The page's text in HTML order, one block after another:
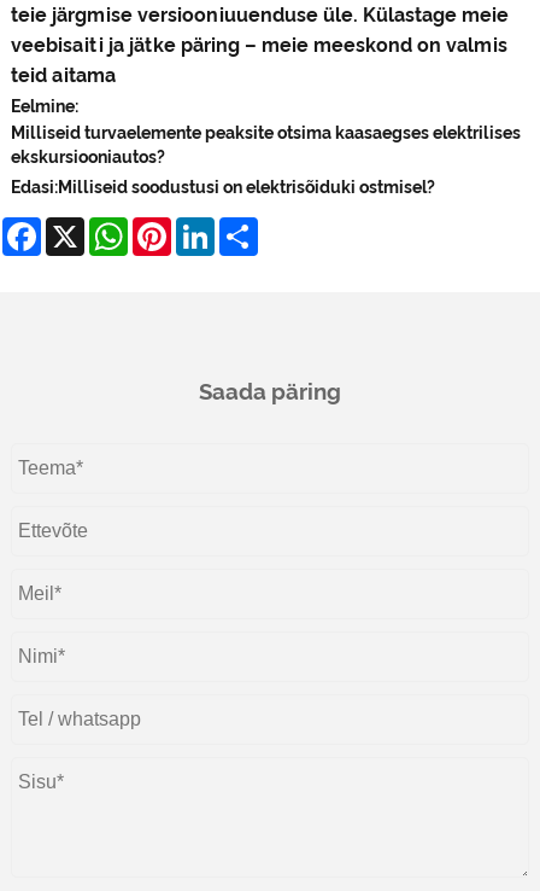
teie järgmise versiooniuuenduse üle. Külastage meie
veebisaiti ja jätke päring – meie meeskond on valmis
teid aitama
Eelmine:
Milliseid turvaelemente peaksite otsima kaasaegses elektrilises
ekskursiooniautos?
Edasi:Milliseid soodustusi on elektrisõiduki ostmisel?
Facebook
X WhatsApp
PinterestLinkedIn
Saada päring